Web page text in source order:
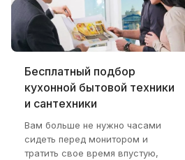
Бесплатный подбор
кухонной бытовой техники
и сантехники
Вам больше не нужно часами
сидеть перед монитором и
тратить свое время впустую,